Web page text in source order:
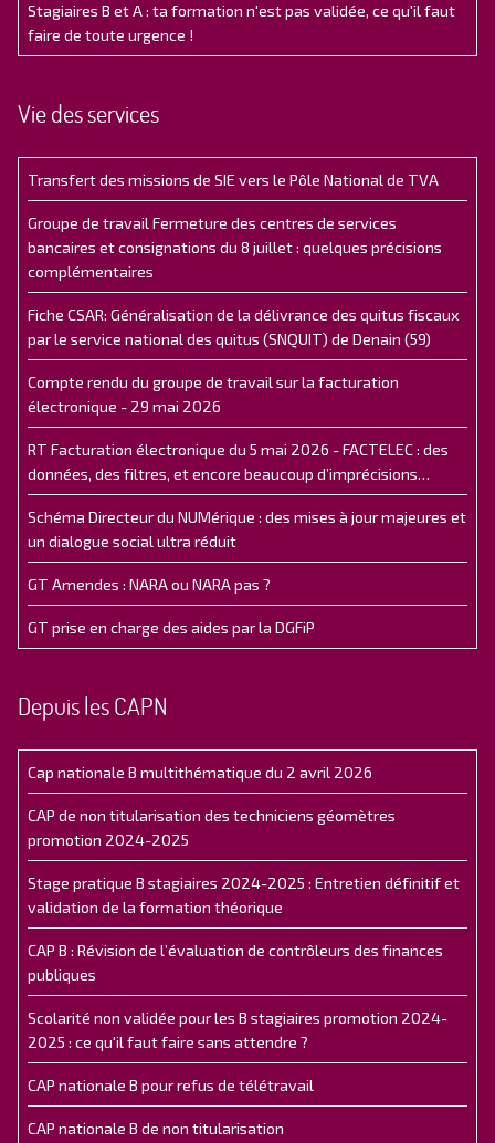
Stagiaires B et A : ta formation n'est pas validée, ce qu'il faut
faire de toute urgence !
Vie des services
Transfert des missions de SIE vers le Pôle National de TVA
Groupe de travail Fermeture des centres de services
bancaires et consignations du 8 juillet : quelques précisions
complémentaires
Fiche CSAR: Généralisation de la délivrance des quitus fiscaux
par le service national des quitus (SNQUIT) de Denain (59)
Compte rendu du groupe de travail sur la facturation
électronique - 29 mai 2026
RT Facturation électronique du 5 mai 2026 - FACTELEC : des
données, des filtres, et encore beaucoup d’imprécisions…
Schéma Directeur du NUMérique : des mises à jour majeures et
un dialogue social ultra réduit
GT Amendes : NARA ou NARA pas ?
GT prise en charge des aides par la DGFiP
Depuis les CAPN
Cap nationale B multithématique du 2 avril 2026
CAP de non titularisation des techniciens géomètres
promotion 2024-2025
Stage pratique B stagiaires 2024-2025 : Entretien définitif et
validation de la formation théorique
CAP B : Révision de l’évaluation de contrôleurs des finances
publiques
Scolarité non validée pour les B stagiaires promotion 2024-
2025 : ce qu'il faut faire sans attendre ?
CAP nationale B pour refus de télétravail
CAP nationale B de non titularisation